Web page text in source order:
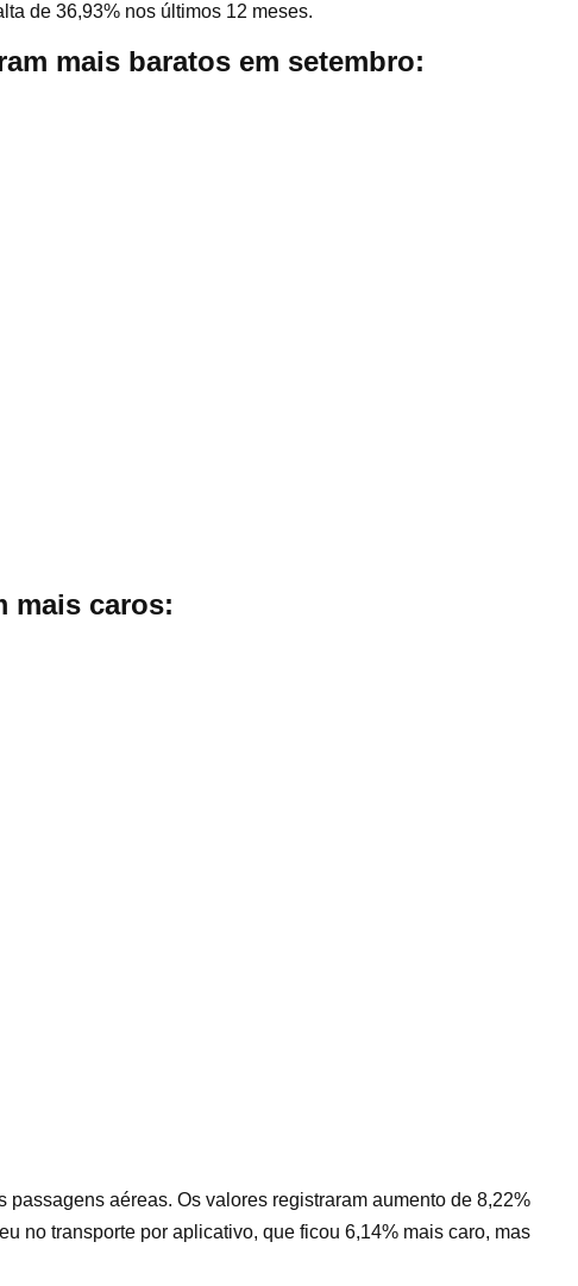
de 36,93% nos últimos 12 meses.
mais baratos em setembro:
mais caros:
aéreas. Os valores registraram aumento de 8,22%
no transporte por aplicativo, que ficou 6,14% mais caro, mas